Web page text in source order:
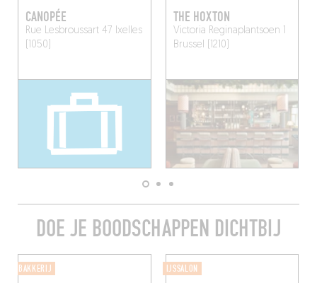
CANOPÉE
Rue Lesbroussart 47 Ixelles
(1050)
THE HOXTON
Victoria Reginaplantsoen 1
Brussel (1210)
DOE JE BOODSCHAPPEN DICHTBIJ
BAKKERIJ IJSSALON